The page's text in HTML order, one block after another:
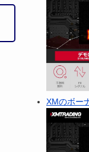
XMのボー